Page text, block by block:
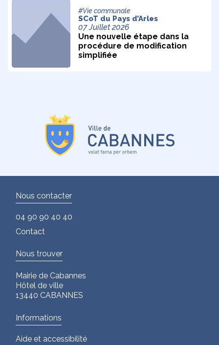
#Vie communale
SCoT du Pays d’Arles
07 Juillet 2026
Une nouvelle étape dans la
procédure de modification
simplifiée
Nous contacter
04 90 90 40 40
Contact
Nous trouver
Mairie de Cabannes
Hôtel de ville
13440 CABANNES
Informations
Aide et accessibilité